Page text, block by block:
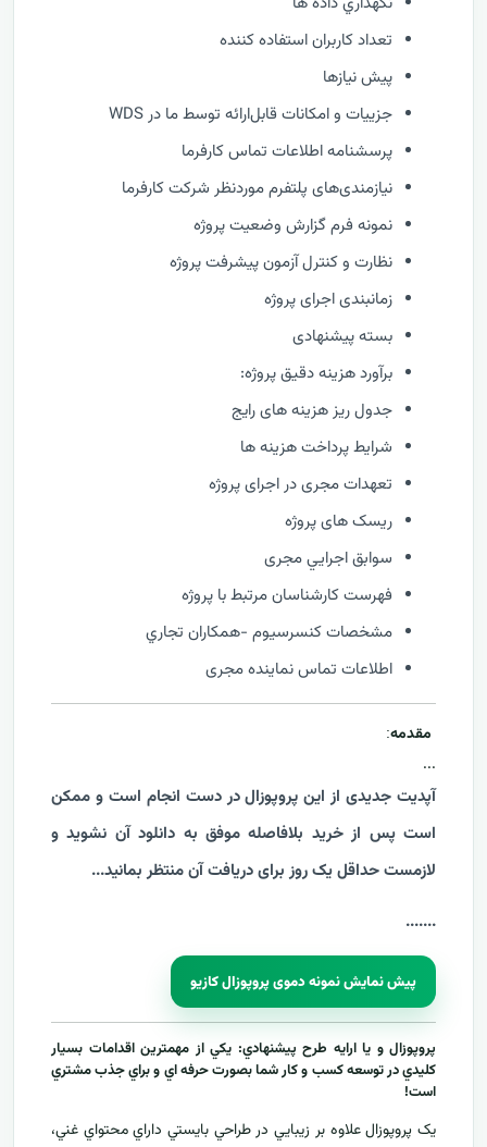
تعداد کاربران استفاده کننده
پیش نیازها
جزییات و امکانات قابل‌ارائه توسط ما در WDS
پرسشنامه اطلاعات تماس کارفرما
نیازمندی‌های پلتفرم موردنظر شرکت کارفرما
نمونه فرم گزارش وضعيت پروژه
نظارت و كنترل آزمون پیشرفت پروژه
زمانبندی اجرای پروژه
بسته پیشنهادی
برآورد هزینه دقیق پروژه:
جدول ریز هزینه های رایج
شرایط پرداخت هزینه ها
تعهدات مجری در اجرای پروژه
ریسک های پروژه
سوابق اجرايي مجری
فهرست كارشناسان مرتبط با پروژه
مشخصات كنسرسيوم -همكاران تجاري
اطلاعات تماس نماینده مجری
مقدمه:
...
آپدیت جدیدی از این پروپوزال در دست انجام است و ممکن
است پس از خرید بلافاصله موفق به دانلود آن نشوید و
لازمست حداقل یک روز برای دریافت آن منتظر بمانید...
...
....
پیش نمایش نمونه دموی پروپوزال کازیو
پروپوزال و يا ارايه طرح پيشنهادي: يکي از مهمترين اقدامات بسيار
کليدي در توسعه کسب و کار شما بصورت حرفه اي و براي جذب مشتري
است!
يک پروپوزال علاوه بر زيبايي در طراحي بايستي داراي محتواي غني،